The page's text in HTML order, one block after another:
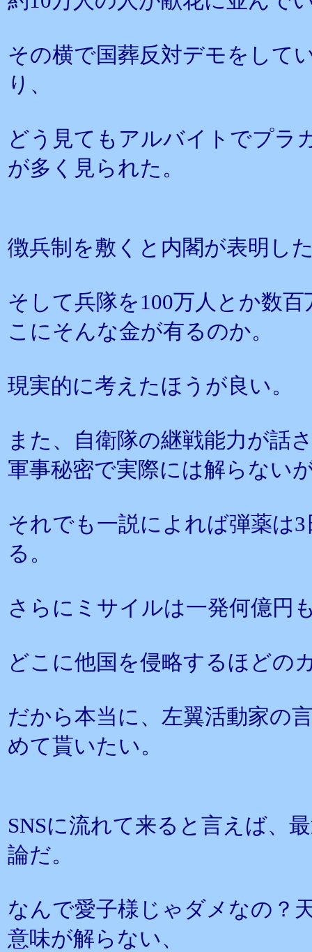
その横で国葬反対デモをして
り、
どう見てもアルバイトでプラ
が多く見られた。
徴兵制を敷くと内閣が表明し
そして兵隊を100万人とか数
こにそんな金が有るのか。
現実的に考えたほうが良い。
また、自衛隊の継戦能力が話
軍事秘密で実際には解らない
それでも一説によれば弾薬は
る。
さらにミサイルは一発何億円
どこに他国を侵略するほどの
だから本当に、左翼活動家の
めて貰いたい。
SNSに流れて来ると言えば、
論だ。
なんで愛子様じゃダメなの？
意味が解らない、